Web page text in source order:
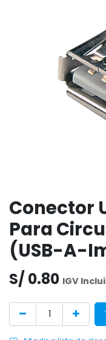
Conector
Para
(USB-A-
S/ 0.80 IGV